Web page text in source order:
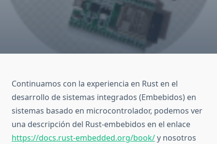
Continuamos con la experiencia en Rust en el
desarrollo de sistemas integrados (Embebidos) en
sistemas basado en microcontrolador, podemos ver
una descripción del Rust-embebidos en el enlace
https://docs.rust-embedded.org/book/y nosotros